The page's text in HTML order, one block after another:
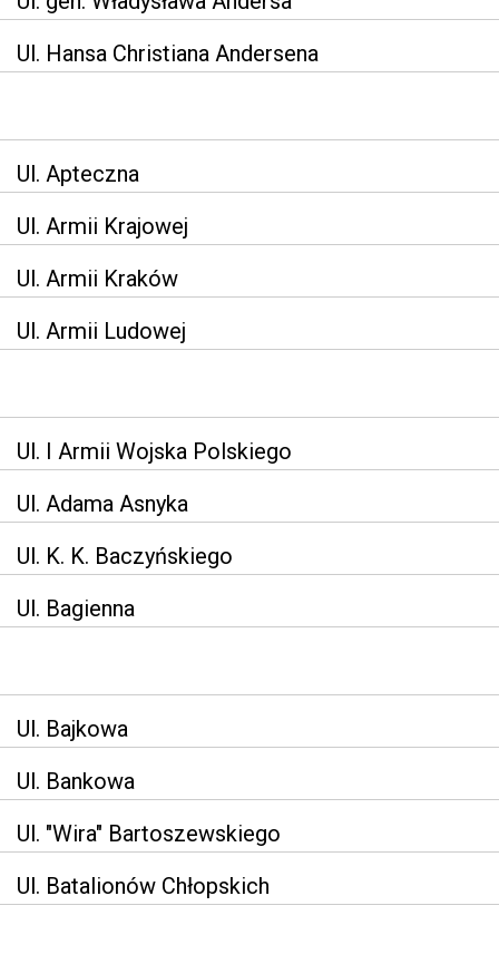
Ul. Hansa Christiana Andersena
Ul. Apteczna
Ul. Armii Krajowej
Ul. Armii Kraków
Ul. Armii Ludowej
Ul. I Armii Wojska Polskiego
Ul. Adama Asnyka
Ul. K. K. Baczyńskiego
Ul. Bagienna
Ul. Bajkowa
Ul. Bankowa
Ul. "Wira" Bartoszewskiego
Ul. Batalionów Chłopskich